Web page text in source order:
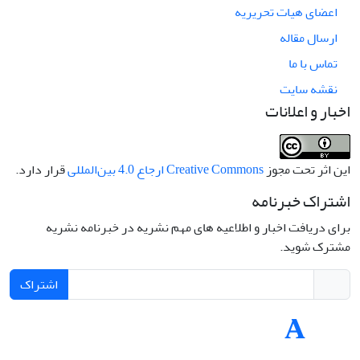
اعضای هیات تحریریه
ارسال مقاله
تماس با ما
نقشه سایت
اخبار و اعلانات
این اثر تحت مجوزCreative Commons ارجاع 4.0 بین‌المللی قرار دارد.
اشتراک خبرنامه
برای دریافت اخبار و اطلاعیه های مهم نشریه در خبرنامه نشریه
مشترک شوید.
اشتراک